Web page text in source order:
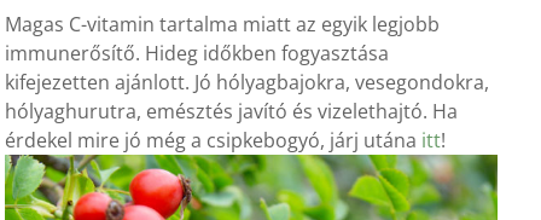
Magas C-vitamin tartalma miatt az egyik legjobb
immunerősítő. Hideg időkben fogyasztása
kifejezetten ajánlott. Jó hólyagbajokra, vesegondokra,
hólyaghurutra, emésztés javító és vizelethajtó. Ha
érdekel mire jó még a csipkebogyó, járj utána itt!